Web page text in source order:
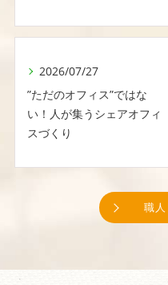
2026/07/27
”ただのオフィス”ではな
い！人が集うシェアオフィ
スづくり
職